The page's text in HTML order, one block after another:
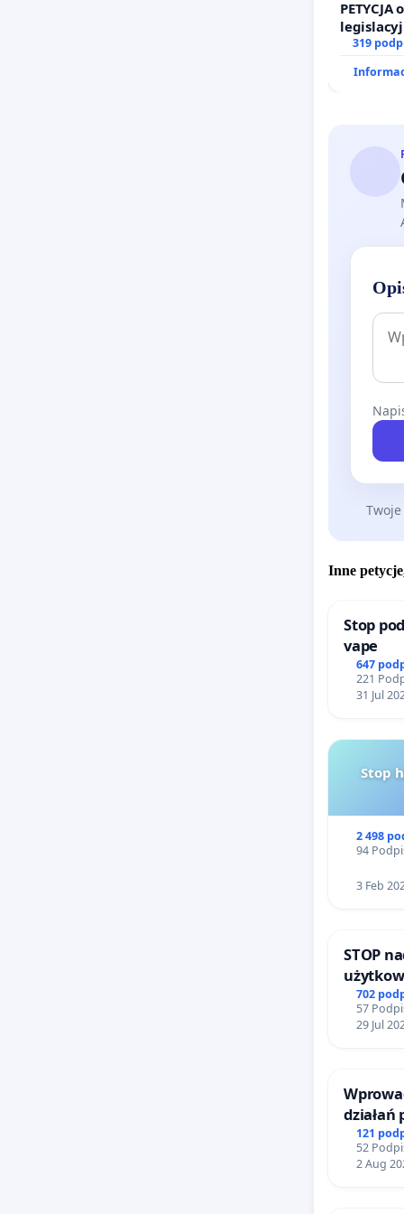
prawa
319
Inne
Stop
vape
647
221
31 Jul
Stop
2 498
94
3 Feb
STOP
ogrody
702
57
29 Jul
działań
121
52
2 Aug